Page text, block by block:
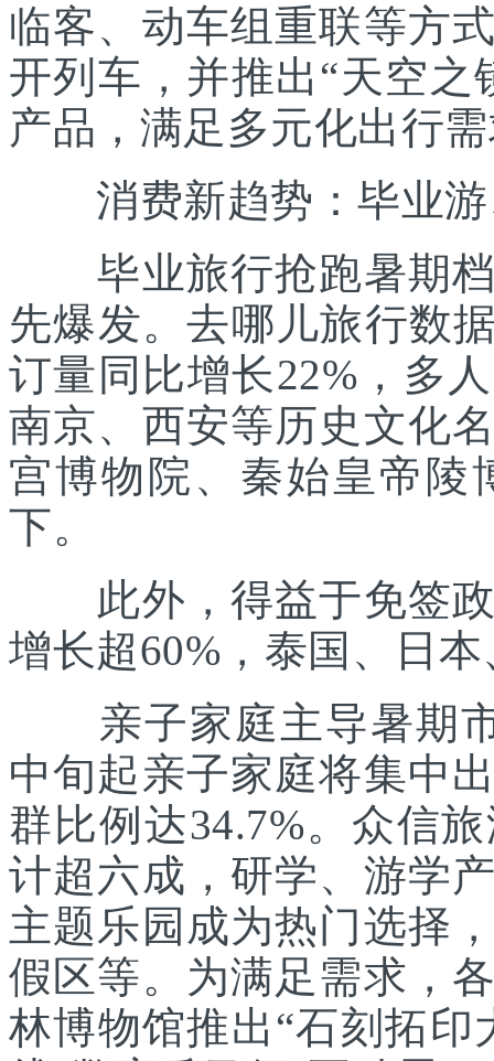
临客、动车组重联等方
开列车，并推出“天空
产品，满足多元化出行
消费新趋势：毕业游
毕业旅行抢跑暑期档
先爆发。去哪儿旅行数
订量同比增长22%，多
南京、西安等历史文化
宫博物院、秦始皇帝陵
下。
此外，得益于免签政
增长超60%，泰国、日
亲子家庭主导暑期市
中旬起亲子家庭将集中
群比例达34.7%。众信
计超六成，研学、游学
主题乐园成为热门选择
假区等。为满足需求，
林博物馆推出“石刻拓